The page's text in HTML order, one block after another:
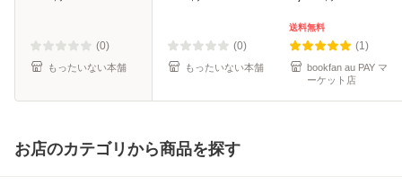
ズラ、徒然花 / フ
ロンティアワ
(0)
もったいない本舗
(0)
もったいない本舗
送料無料
(1)
bookfan au PAY マ
ーケット店
お店のカテゴリから商品を探す